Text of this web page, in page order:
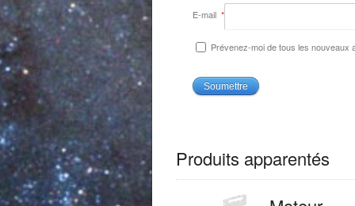
E-mail *
Prévenez-moi de tous les nouveaux
Produits apparentés